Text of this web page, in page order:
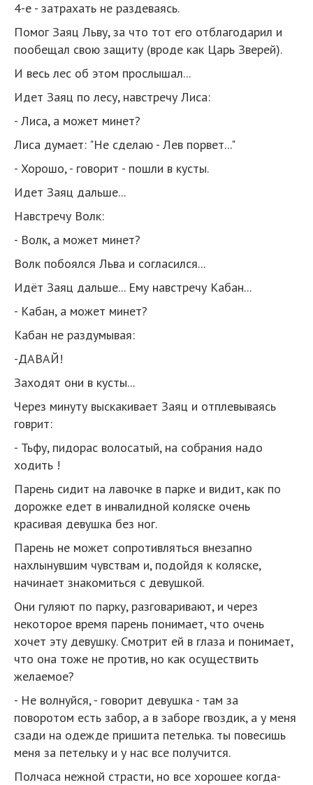
4-е - затрахать не раздеваясь.
Помог Заяц Льву, за что тот его отблагодарил и
пообещал свою защиту (вроде как Царь Зверей).
И весь лес об этом прослышал...
Идет Заяц по лесу, навстречу Лиса:
- Лиса, а может минет?
Лиса думает: "Не сделаю - Лев порвет..."
- Хорошо, - говорит - пошли в кусты.
Идет Заяц дальше...
Навстречу Волк:
- Волк, а может минет?
Волк побоялся Льва и согласился...
Идёт Заяц дальше... Ему навстречу Кабан...
- Кабан, а может минет?
Кабан не раздумывая:
-ДАВАЙ!
Заходят они в кусты...
Через минуту выскакивает Заяц и отплевываясь
говрит:
- Тьфу, пидорас волосатый, на собрания надо
ходить !
Парень сидит на лавочке в парке и видит, как по
дорожке едет в инвалидной коляске очень
красивая девушка без ног.
Парень не может сопротивляться внезапно
нахлынувшим чувствам и, подойдя к коляске,
начинает знакомиться с девушкой.
Они гуляют по парку, разговаривают, и через
некоторое время парень понимает, что очень
хочет эту девушку. Смотрит ей в глаза и понимает,
что она тоже не против, но как осуществить
желаемое?
- Не волнуйся, - говорит девушка - там за
поворотом есть забор, а в заборе гвоздик, а у меня
сзади на одежде пришита петелька. ты повесишь
меня за петельку и у нас все получится.
Полчаса нежной страсти, но все хорошее когда-